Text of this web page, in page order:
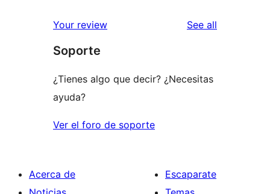
reviews
star
reviews
Your review See all
Soporte
¿Tienes algo que decir? ¿Necesitas
ayuda?
Ver el foro de soporte
Acerca de
Escaparate